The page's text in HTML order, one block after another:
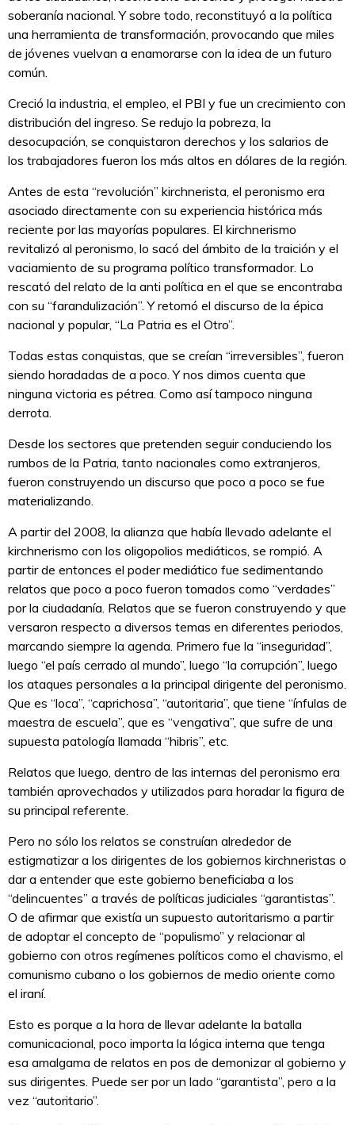
soberanía nacional. Y sobre todo, reconstituyó a la política
una herramienta de transformación, provocando que miles
de jóvenes vuelvan a enamorarse con la idea de un futuro
común.
Creció la industria, el empleo, el PBI y fue un crecimiento con
distribución del ingreso. Se redujo la pobreza, la
desocupación, se conquistaron derechos y los salarios de
los trabajadores fueron los más altos en dólares de la región.
Antes de esta “revolución” kirchnerista, el peronismo era
asociado directamente con su experiencia histórica más
reciente por las mayorías populares. El kirchnerismo
revitalizó al peronismo, lo sacó del ámbito de la traición y el
vaciamiento de su programa político transformador. Lo
rescató del relato de la anti política en el que se encontraba
con su “farandulización”. Y retomó el discurso de la épica
nacional y popular, “La Patria es el Otro”.
Todas estas conquistas, que se creían “irreversibles”, fueron
siendo horadadas de a poco. Y nos dimos cuenta que
ninguna victoria es pétrea. Como así tampoco ninguna
derrota.
Desde los sectores que pretenden seguir conduciendo los
rumbos de la Patria, tanto nacionales como extranjeros,
fueron construyendo un discurso que poco a poco se fue
materializando.
A partir del 2008, la alianza que había llevado adelante el
kirchnerismo con los oligopolios mediáticos, se rompió. A
partir de entonces el poder mediático fue sedimentando
relatos que poco a poco fueron tomados como “verdades”
por la ciudadanía. Relatos que se fueron construyendo y que
versaron respecto a diversos temas en diferentes periodos,
marcando siempre la agenda. Primero fue la “inseguridad”,
luego “el país cerrado al mundo”, luego “la corrupción”, luego
los ataques personales a la principal dirigente del peronismo.
Que es “loca”, “caprichosa”, “autoritaria”, que tiene “ínfulas de
maestra de escuela”, que es “vengativa”, que sufre de una
supuesta patología llamada “hibris”, etc.
Relatos que luego, dentro de las internas del peronismo era
también aprovechados y utilizados para horadar la figura de
su principal referente.
Pero no sólo los relatos se construían alrededor de
estigmatizar a los dirigentes de los gobiernos kirchneristas o
dar a entender que este gobierno beneficiaba a los
“delincuentes” a través de políticas judiciales “garantistas”.
O de afirmar que existía un supuesto autoritarismo a partir
de adoptar el concepto de “populismo” y relacionar al
gobierno con otros regímenes políticos como el chavismo, el
comunismo cubano o los gobiernos de medio oriente como
el iraní.
Esto es porque a la hora de llevar adelante la batalla
comunicacional, poco importa la lógica interna que tenga
esa amalgama de relatos en pos de demonizar al gobierno y
sus dirigentes. Puede ser por un lado “garantista”, pero a la
vez “autoritario”.